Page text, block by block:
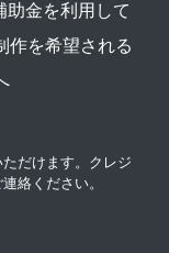
助金を利用して
作を希望される
だけます。クレジ
絡ください。